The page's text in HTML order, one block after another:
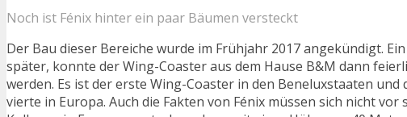
Noch ist Fénix hinter ein paar Bäumen versteckt
Der Bau dieser Bereiche wurde im Frühjahr 2017 angekündigt.
später, konnte der Wing-Coaster aus dem Hause B&M dann
werden. Es ist der erste Wing-Coaster in den Beneluxstaaten und
vierte in Europa. Auch die Fakten von Fénix müssen sich nicht vor